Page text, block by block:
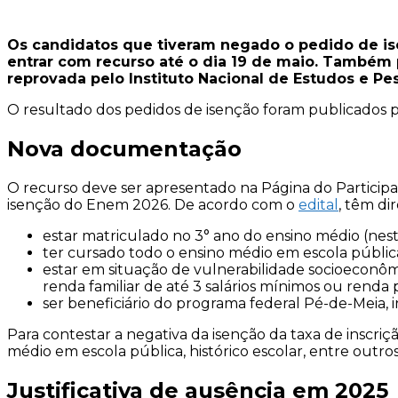
Os candidatos que tiveram negado o pedido de
entrar com recurso até o dia 19 de maio.
reprovada pelo Instituto Nacional de Estudos e
O resultado dos pedidos de isenção foram publicados
Nova documentação
O recurso deve ser apresentado na Página do
isenção do Enem 2026. De acordo com o edital , têm
estar matriculado no 3° ano do ensino médio
ter cursado todo o ensino médio em escola
estar em situação de vulnerabilidade
renda familiar de até 3 salários mínimos ou renda
ser beneficiário do programa federal Pé-de-Meia,
Para contestar a negativa da isenção da taxa de
médio em escola pública, histórico escolar, entre
Justificativa de ausência em 2025